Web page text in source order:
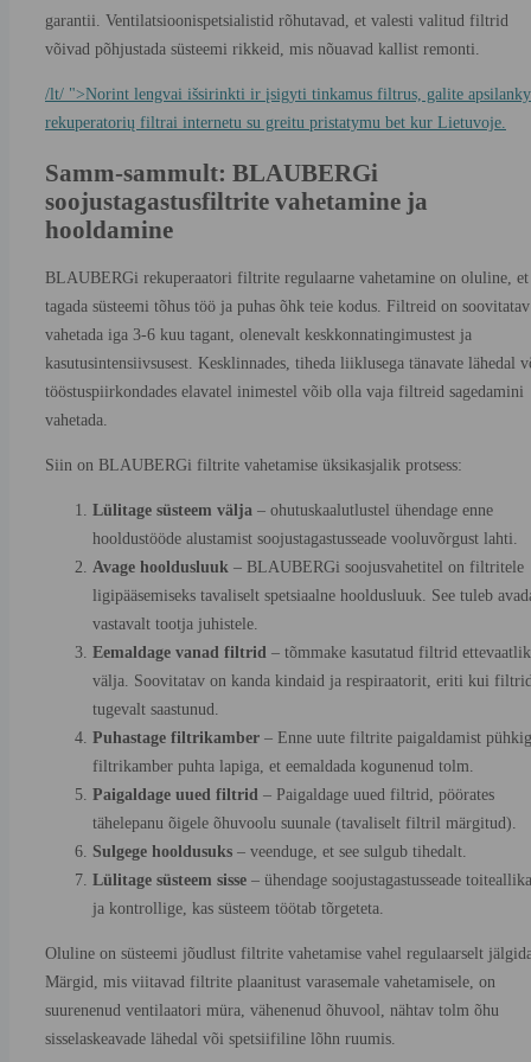
garantii. Ventilatsioonispetsialistid rõhutavad, et valesti valitud filtrid
võivad põhjustada süsteemi rikkeid, mis nõuavad kallist remonti.
/lt/ ">Norint lengvai išsirinkti ir įsigyti tinkamus filtrus, galite
rekuperatorių filtrai internetu su greitu pristatymu bet kur Lietuvoje.
Samm-sammult: BLAUBERGi
soojustagastusfiltrite vahetamine ja
hooldamine
BLAUBERGi rekuperaatori filtrite regulaarne vahetamine on oluline, et
tagada süsteemi tõhus töö ja puhas õhk teie kodus. Filtreid on soovitatav
vahetada iga 3-6 kuu tagant, olenevalt keskkonnatingimustest ja
kasutusintensiivsusest. Kesklinnades, tiheda liiklusega tänavate lähedal
tööstuspiirkondades elavatel inimestel võib olla vaja filtreid sagedamini
vahetada.
Siin on BLAUBERGi filtrite vahetamise üksikasjalik protsess:
Lülitage süsteem välja – ohutuskaalutlustel ühendage enne
hooldustööde alustamist soojustagastusseade vooluvõrgust lahti.
Avage hooldusluuk – BLAUBERGi soojusvahetitel on filtritele
ligipääsemiseks tavaliselt spetsiaalne hooldusluuk. See tuleb
vastavalt tootja juhistele.
Eemaldage vanad filtrid – tõmmake kasutatud filtrid
välja. Soovitatav on kanda kindaid ja respiraatorit, eriti kui
tugevalt saastunud.
Puhastage filtrikamber – Enne uute filtrite paigaldamist
filtrikamber puhta lapiga, et eemaldada kogunenud tolm.
Paigaldage uued filtrid – Paigaldage uued filtrid, pöörates
tähelepanu õigele õhuvoolu suunale (tavaliselt filtril märgitud).
Sulgege hooldusuks – veenduge, et see sulgub tihedalt.
Lülitage süsteem sisse – ühendage soojustagastusseade
ja kontrollige, kas süsteem töötab tõrgeteta.
Oluline on süsteemi jõudlust filtrite vahetamise vahel regulaarselt
Märgid, mis viitavad filtrite plaanitust varasemale vahetamisele, on
suurenenud ventilaatori müra, vähenenud õhuvool, nähtav tolm õhu
sisselaskeavade lähedal või spetsiifiline lõhn ruumis.